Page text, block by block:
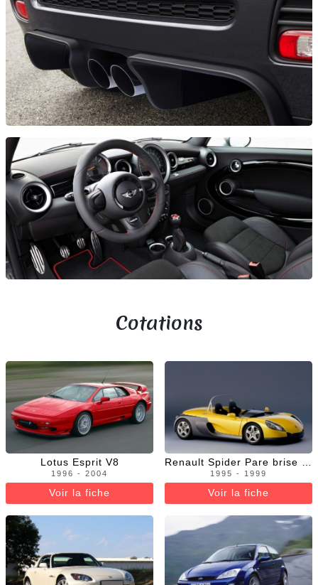
Cotations
Lotus Esprit V8
1996 - 2004
Voir la fiche
1995 - 1999
Voir la fiche